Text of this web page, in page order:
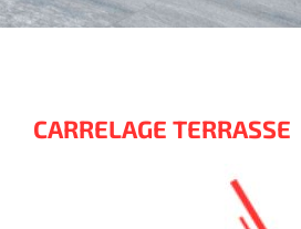
CARRELAGE TERRASSE